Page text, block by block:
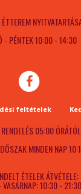
- PÉNTEK 10:00 - 14:30
feltételek
RENDELÉS 05:00
MINDEN NAP
ÉTELEK ÁTVÉTELE:
VASÁRNAP: 10:30 - 21:30